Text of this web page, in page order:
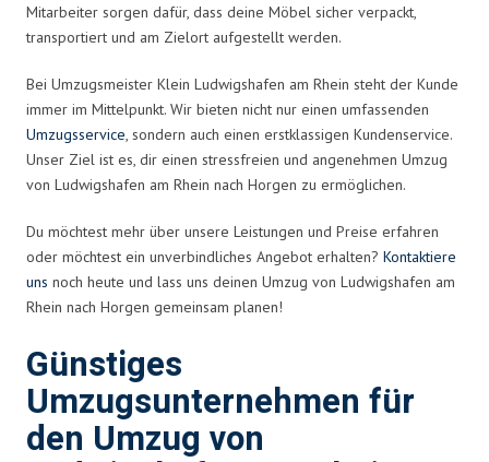
Mitarbeiter sorgen dafür, dass deine Möbel sicher verpackt,
transportiert und am Zielort aufgestellt werden.
Bei Umzugsmeister Klein Ludwigshafen am Rhein steht der Kunde
immer im Mittelpunkt. Wir bieten nicht nur einen umfassenden
Umzugsservice, sondern auch einen erstklassigen Kundenservice.
Unser Ziel ist es, dir einen stressfreien und angenehmen Umzug
von Ludwigshafen am Rhein nach Horgen zu ermöglichen.
Du möchtest mehr über unsere Leistungen und Preise erfahren
oder möchtest ein unverbindliches Angebot erhalten? Kontaktiere
uns noch heute und lass uns deinen Umzug von Ludwigshafen am
Rhein nach Horgen gemeinsam planen!
Günstiges
Umzugsunternehmen für
den Umzug von